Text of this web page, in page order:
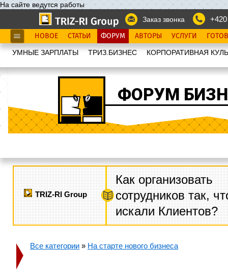
На сайте ведутся работы
Заказ звонка
НОВОЕ СТАТЬИ ФОРУМ АВТОРЫ УСЛУГИ
УМНЫЕ ЗАРПЛАТЫ ТРИЗ.БИЗНЕС КОРПОРАТИВНАЯ
ФОРУМ
TRIZ-RI Group
Как организовать
сотрудников так,
искали Клиентов?
Все категории » На старте нового бизнеса